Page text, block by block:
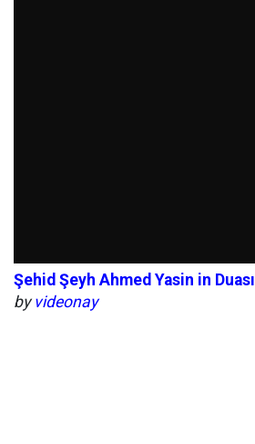
Şehid Şeyh Ahmed Yasin in Duası
by videonay